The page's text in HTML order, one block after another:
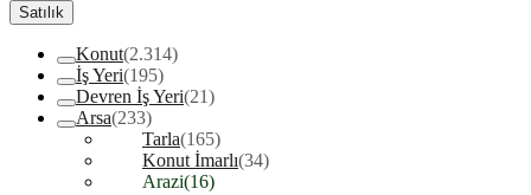
Satılık
Konut(2.314)
İş Yeri(195)
Devren İş Yeri(21)
Arsa(233)
Tarla(165)
Konut İmarlı(34)
Arazi(16)